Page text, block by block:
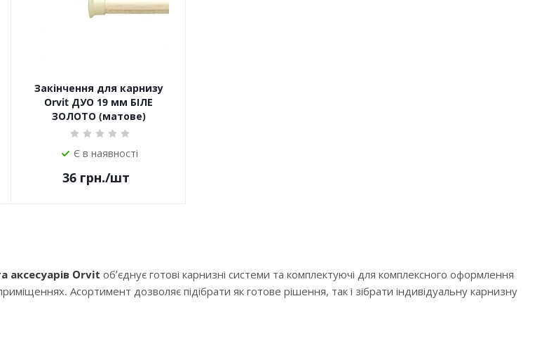
Закінчення для карнизу
Orvit ДУО 19 мм БІЛЕ
ЗОЛОТО (матове)
Є в наявності
36 грн./шт
аксесуарів Orvit об’єднує готові карнизні системи та комплектуючі для комплексного оформлення
Асортимент дозволяє підібрати як готове рішення, так і зібрати індивідуальну карнизну